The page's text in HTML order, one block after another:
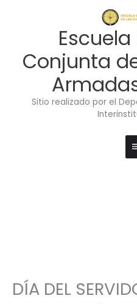
Conjunta
Sitio realizado por el
DÍA DEL